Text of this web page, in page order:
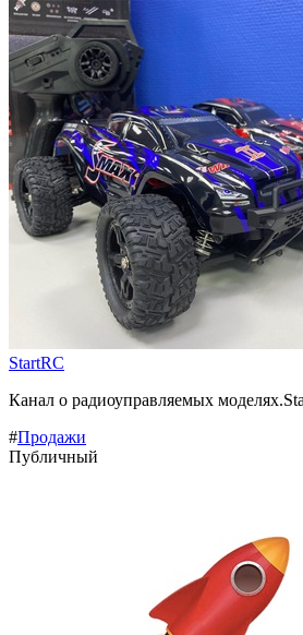
StartRC
Канал о радиоуправляемых
#Продажи
Публичный